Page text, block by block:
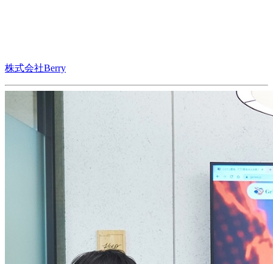
株式会社Berry